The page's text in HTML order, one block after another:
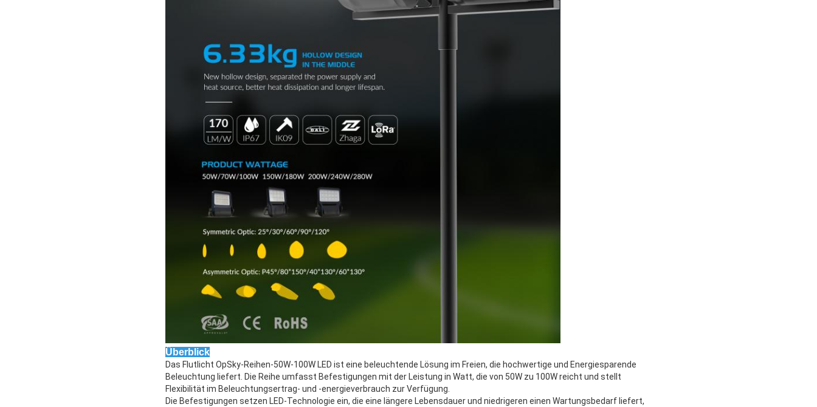
Überblick
Das Flutlicht OpSky-Reihen-50W-100W LED ist eine beleuchtende Lösung im Freien, die hochwertige und Energiesparende
Beleuchtung liefert. Die Reihe umfasst Befestigungen mit der Leistung in Watt, die von 50W zu 100W reicht und stellt
Flexibilität im Beleuchtungsertrag- und -energieverbrauch zur Verfügung.
Die Befestigungen setzen LED-Technologie ein, die eine längere Lebensdauer und niedrigeren einen Wartungsbedarf liefert,